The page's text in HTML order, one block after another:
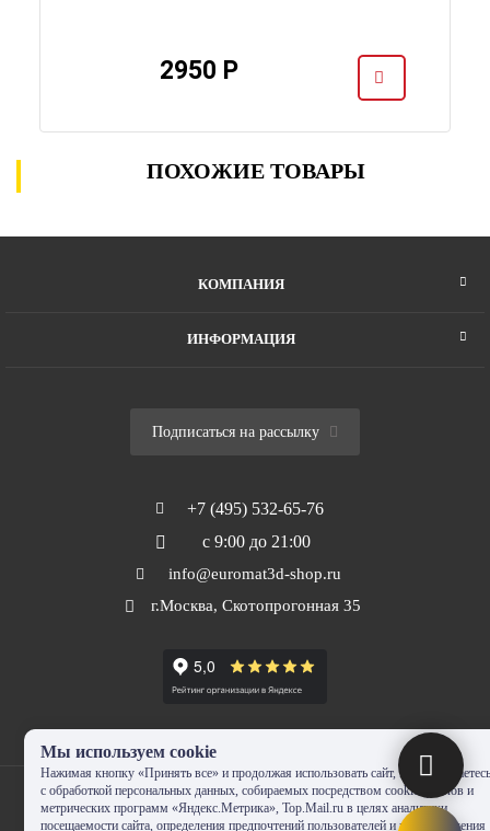
2950 Р
ПОХОЖИЕ ТОВАРЫ
КОМПАНИЯ
ИНФОРМАЦИЯ
Подписаться на рассылку
+7 (495) 532-65-76
с 9:00 до 21:00
info@euromat3d-shop.ru
г.Москва, Скотопрогонная 35
Мы используем cookie
Нажимая кнопку «Принять все» и продолжая использовать сайт, Вы
с обработкой персональных данных, собираемых посредством cookie-файлов и
метрических программ «Яндекс.Метрика», Top.Mail.ru в целях аналитики
посещаемости сайта, определения предпочтений пользователей и предоставления